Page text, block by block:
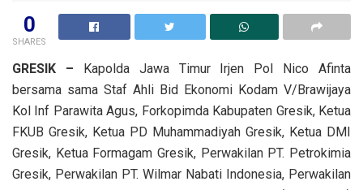
0
SHARES
GRESIK – Kapolda Jawa Timur Irjen Pol Nico Afinta
bersama sama Staf Ahli Bid Ekonomi Kodam V/Brawijaya
Kol Inf Parawita Agus, Forkopimda Kabupaten Gresik, Ketua
FKUB Gresik, Ketua PD Muhammadiyah Gresik, Ketua DMI
Gresik, Ketua Formagam Gresik, Perwakilan PT. Petrokimia
Gresik, Perwakilan PT. Wilmar Nabati Indonesia, Perwakilan